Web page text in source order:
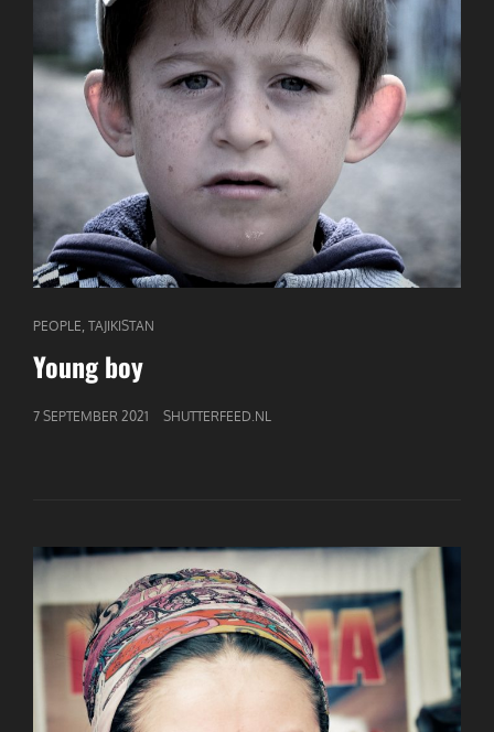
CAT
LINKS
PEOPLE TAJIKISTAN
Young boy
GEPUBLICEERD
7 SEPTEMBER 2021 SHUTTERFEED.NL